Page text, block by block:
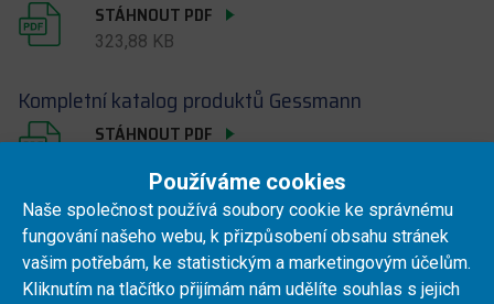
Používáme cookies
Naše společnost používá soubory cookie ke správnému
fungování našeho webu, k přizpůsobení obsahu stránek
vašim potřebám, ke statistickým a marketingovým účelům.
Kliknutím na tlačítko přijímám nám udělíte souhlas s jejich
STÁHNOUT PDF
323,88 KB
Kompletní katalog produktů Gessmann
STÁHNOUT PDF
Více informací naleznete v sekciKE STAŽENÍ .